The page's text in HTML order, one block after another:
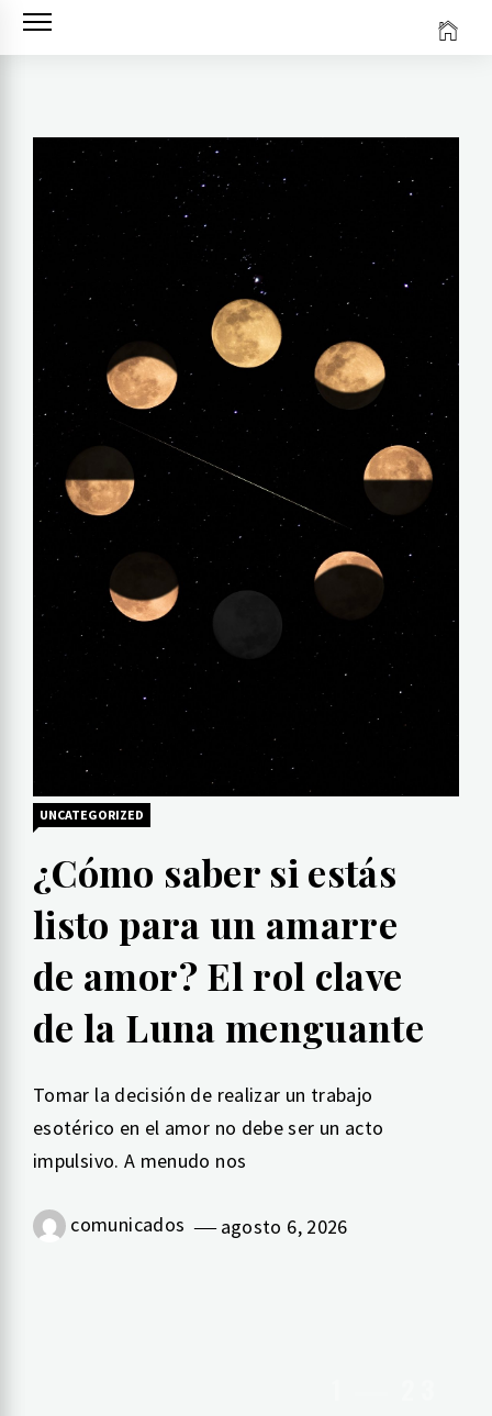
al
UNCATEGORIZED
¿Cómo saber si estás
listo para un amarre
de amor? El rol clave
de la Luna menguante
Tomar la decisión de realizar un trabajo
esotérico en el amor no debe ser un acto
impulsivo. A menudo nos
comunicados agosto 6, 2026